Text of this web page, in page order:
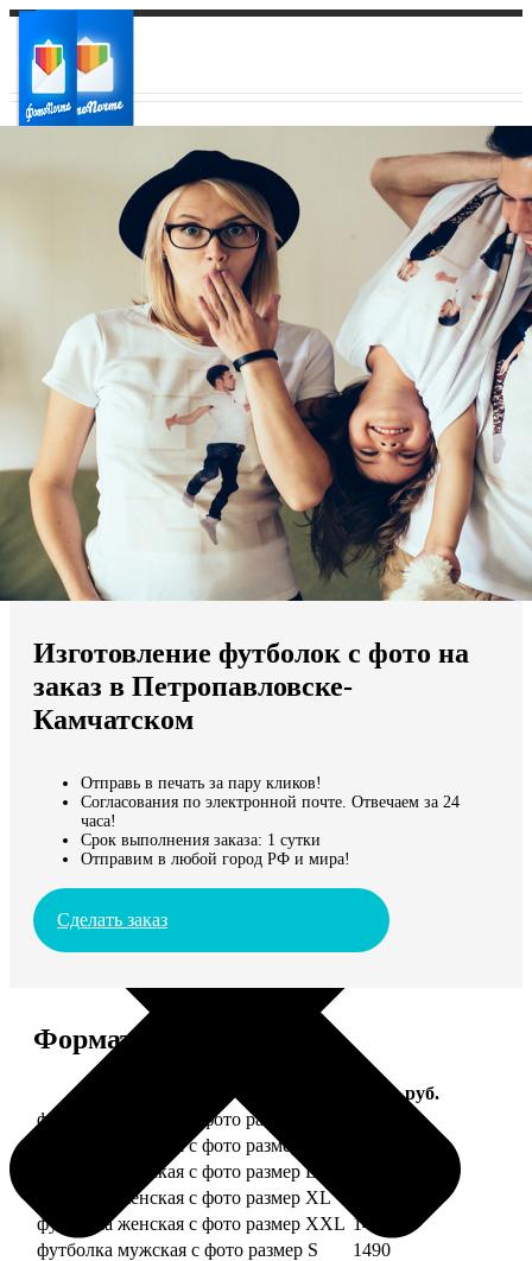
Ваш регион доставки
Выберите из списка:
Мы доставляем по всему миру
Продолжить без города
Изготовление футболок с фото на
заказ в Петропавловске-
Камчатском
Отправь в печать за пару кликов!
Согласования по электронной почте. Отвечаем за 24
часа!
Срок выполнения заказа: 1 сутки
Отправим в любой город РФ и мира!
Сделать заказ
Форматы и цены
Цена, руб.
футболка женская с фото размер S
футболка женская с фото размер M
футболка женская с фото размер L
футболка женская с фото размер XL
футболка женская с фото размер XXL 1490
футболка мужская с фото размер S
1490